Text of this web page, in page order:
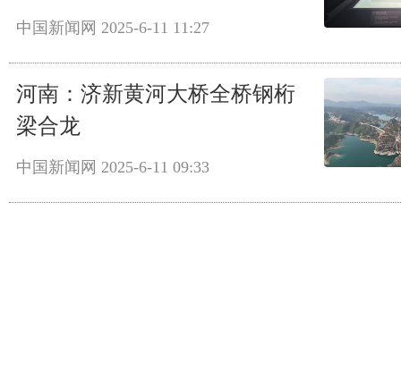
中国新闻网 2025-6-11 11:27
河南：济新黄河大桥全桥钢桁
梁合龙
中国新闻网 2025-6-11 09:33